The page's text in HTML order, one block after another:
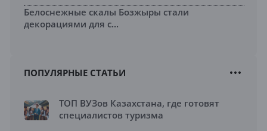
Белоснежные скалы Бозжыры стали
декорациями для с...
ПОПУЛЯРНЫЕ СТАТЬИ
ТОП ВУЗов Казахстана, где готовят
специалистов туризма